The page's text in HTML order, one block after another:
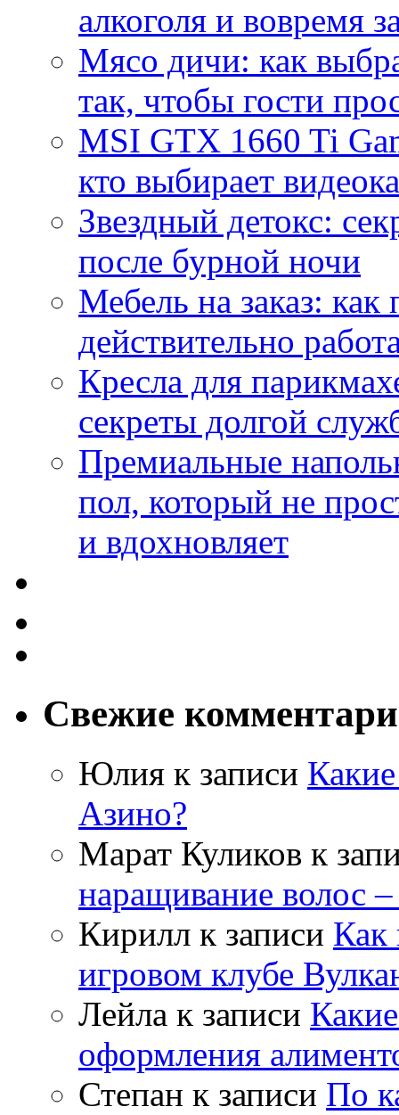
алкоголя и вовремя
Мясо дичи: как
так, чтобы гости
MSI GTX 1660 Ti
кто выбирает
Звездный детокс:
после бурной ночи
Мебель на заказ:
действительно
Кресла для
секреты долгой
Премиальные
пол, который не
и вдохновляет
Свежие
Юлия к записи
Азино?
Марат Куликов к
наращивание волос
Кирилл к записи Как
игровом клубе
Лейла к записи
оформления
Степан к записи По